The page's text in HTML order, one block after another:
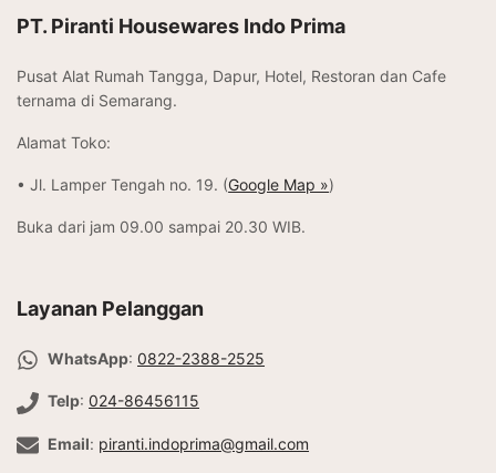
PT. Piranti Housewares Indo Prima
Pusat Alat Rumah Tangga, Dapur, Hotel, Restoran dan Cafe
ternama di Semarang.
Alamat Toko:
• Jl. Lamper Tengah no. 19. (Google Map »)
Buka dari jam 09.00 sampai 20.30 WIB.
Layanan Pelanggan
WhatsApp:0822-2388-2525
Telp:024-86456115
Email: piranti.indoprima@gmail.com